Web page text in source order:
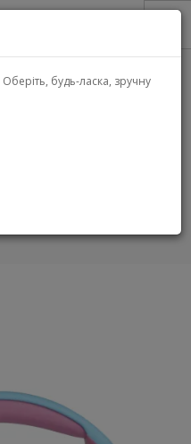
Оберіть, будь-ласка, зручну